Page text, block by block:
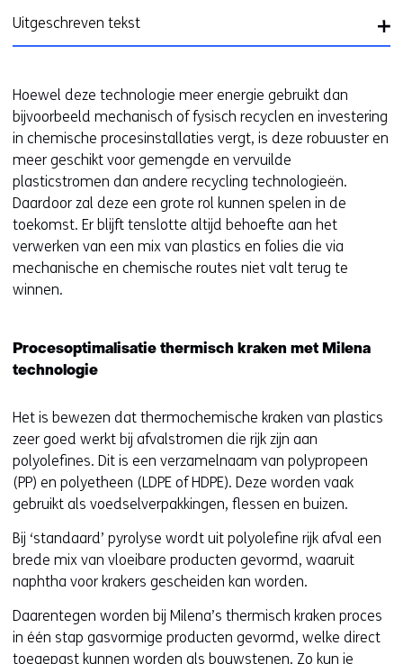
Uitgeschreven tekst
Hoewel deze technologie meer energie gebruikt dan
bijvoorbeeld mechanisch of fysisch recyclen en investering
in chemische procesinstallaties vergt, is deze robuuster en
meer geschikt voor gemengde en vervuilde
plasticstromen dan andere recycling technologieën.
Daardoor zal deze een grote rol kunnen spelen in de
toekomst. Er blijft tenslotte altijd behoefte aan het
verwerken van een mix van plastics en folies die via
mechanische en chemische routes niet valt terug te
winnen.
Procesoptimalisatie thermisch kraken met Milena
technologie
Het is bewezen dat thermochemische kraken van plastics
zeer goed werkt bij afvalstromen die rijk zijn aan
polyolefines. Dit is een verzamelnaam van polypropeen
(PP) en polyetheen (LDPE of HDPE). Deze worden vaak
gebruikt als voedselverpakkingen, flessen en buizen.
Bij ‘standaard’ pyrolyse wordt uit polyolefine rijk afval een
brede mix van vloeibare producten gevormd, waaruit
naphtha voor krakers gescheiden kan worden.
Daarentegen worden bij Milena’s thermisch kraken proces
in één stap gasvormige producten gevormd, welke direct
toegepast kunnen worden als bouwstenen. Zo kun je